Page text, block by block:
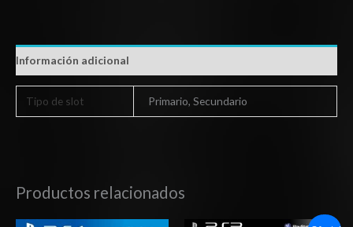
Información adicional
Tipo de slot Primario, Secundario
Productos relacionados
Rango
El
El